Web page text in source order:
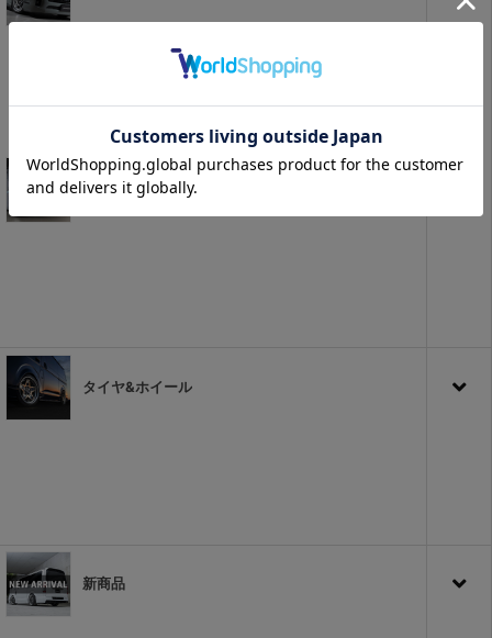
キャラバン
タイヤ&ホイール
新商品